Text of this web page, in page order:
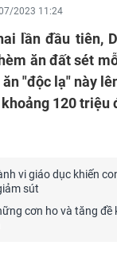
2023 11:24
lần đầu tiên,
ăn đất sét
"độc lạ" này
120 triệu
vi giáo dục khiến
sút
cơn ho và tăng đề